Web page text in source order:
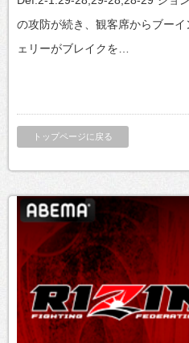
の攻防が続き、観客席からブー
ェリーがブレイクを…
トップページに戻る